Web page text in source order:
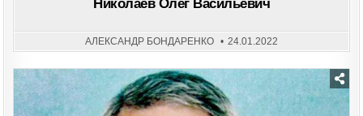
Николаев Олег Васильевич
АЛЕКСАНДР БОНДАРЕНКО 24.01.2022
Posted